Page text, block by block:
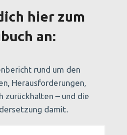
hier zum
an:
rund um den
Herausforderungen,
zurückhalten – und die
damit.